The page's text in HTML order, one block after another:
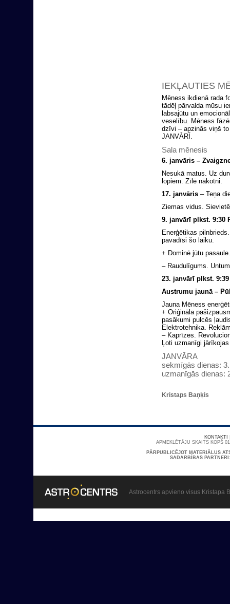
IEKĻAUTIES
Mēness ikdienā rada
tādēļ pārvalda mūsu
labsajūtu un
veselību. Mēness
dzīvi – apzinās viņš
JANVĀRĪ.
Sala mēnesis
6. janvāris –
Nesukā matus. Uz
lopiem. Zīlē nākotni.
17. janvāris – Teņa
Ziemas vidus.
9. janvārī plkst. 9:30
Enerģētikas
pavadīsi šo laiku.
+ Dominē jūtu
– Raudulīgums.
23. janvārī plkst.
Austrumu jaunā –
Jauna Mēness
+ Oriģināla
pasākumi pulcēs
Elektrotehnika.
– Kaprīzes.
Ļoti uzmanīgi
JANVĀRA
sekmīgās dienas:
uzmanīgās dienas:
Kristaps Baņķis
KONTAKTI
APMEKLĒTĀJU SKAITS KOPŠ
PĀRPUBLICĒJOT MATERIĀLUS
SADARBĪBAS
Astrocentrs apvieno visus Kristapa